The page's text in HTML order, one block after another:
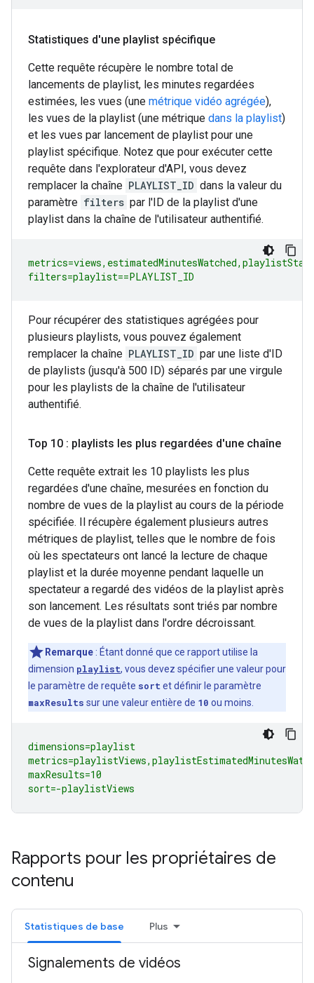
Statistiques d'une playlist spécifique
Cette requête récupère le nombre total de
lancements de playlist, les minutes regardées
estimées, les vues (une métrique vidéo agrégée),
les vues de la playlist (une métrique dans la playlist)
et les vues par lancement de playlist pour une
playlist spécifique. Notez que pour exécuter cette
requête dans l'explorateur d'API, vous devez
remplacer la chaîne PLAYLIST_ID dans la valeur du
paramètre filters par l'ID de la playlist d'une
playlist dans la chaîne de l'utilisateur authentifié.
filters=playlist==PLAYLIST_ID
Pour récupérer des statistiques agrégées pour
plusieurs playlists, vous pouvez également
remplacer la chaîne PLAYLIST_ID par une liste d'ID
de playlists (jusqu'à 500 ID) séparés par une virgule
pour les playlists de la chaîne de l'utilisateur
authentifié.
Top 10 : playlists les plus regardées d'une chaîne
Cette requête extrait les 10 playlists les plus
regardées d'une chaîne, mesurées en fonction du
nombre de vues de la playlist au cours de la période
spécifiée. Il récupère également plusieurs autres
métriques de playlist, telles que le nombre de fois
où les spectateurs ont lancé la lecture de chaque
playlist et la durée moyenne pendant laquelle un
spectateur a regardé des vidéos de la playlist après
son lancement. Les résultats sont triés par nombre
de vues de la playlist dans l'ordre décroissant.
Remarque : Étant donné que ce rapport utilise la
dimension playlist, vous devez spécifier une valeur pour
le paramètre de requête sort et définir le paramètre
maxResults sur une valeur entière de 10 ou moins.
dimensions=playlist
maxResults=10
sort=-playlistViews
Rapports pour les propriétaires de
contenu
Statistiques de base Plus
Signalements de vidéos